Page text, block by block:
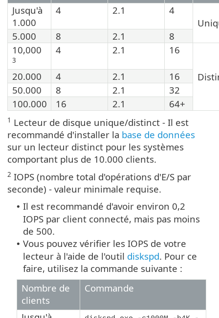
Jusqu'à
1.000
4 2.1
4
5.000
8 2.1
8
10,000
3
4 2.1 16
20.000 4 2.1
16
50.000
8 2.1
32
100.000
16 2.1 64+
1 Lecteur de disque unique/distinct - Il est
recommandé d'installer la base de données
sur un lecteur distinct pour les systèmes
comportant plus de 10.000 clients.
2 IOPS (nombre total d'opérations d'E/S par
seconde) - valeur minimale requise.
• Il est recommandé d'avoir environ 0,2
IOPS par client connecté, mais pas moins
de 500.
• Vous pouvez vérifier les IOPS de votre
lecteur à l'aide de l'outil diskspd. Pour ce
faire, utilisez la commande suivante :
Nombre de
clients
Commande